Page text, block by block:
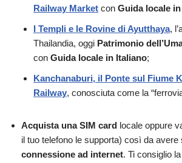
Railway Market con Guida locale
I Templi e le Rovine di Ayutthaya,
Thailandia, oggi Patrimonio
con Guida locale in Italiano;
Kanchanaburi, il Ponte sul Fiume
Railway, conosciuta come la
Acquista una SIM card locale oppure
il tuo telefono le supporta) così da avere
connessione ad internet. Ti consiglio la